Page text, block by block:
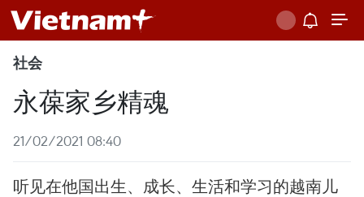
社会
永葆家乡精魂
21/02/2021 08:40
听见在他国出生、成长、生活和学习的越南儿